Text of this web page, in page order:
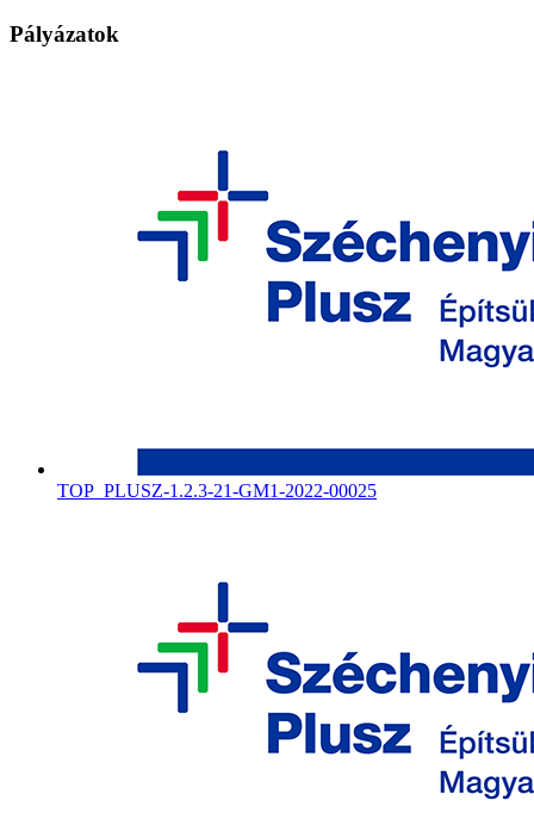
Pályázatok
TOP_PLUSZ-1.2.3-21-GM1-2022-00025